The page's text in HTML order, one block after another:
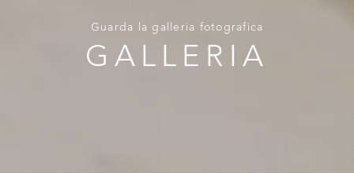
Guarda la galleria fotografica
GALLERIA